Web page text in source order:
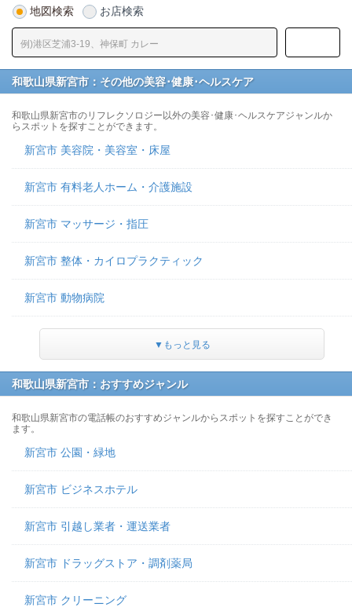
地図検索 お店検索
和歌山県新宮市：その他の美容･健康･ヘルスケア
和歌山県新宮市のリフレクソロジー以外の美容･健康･ヘルスケアジャンルか
らスポットを探すことができます。
新宮市 美容院・美容室・床屋
新宮市 有料老人ホーム・介護施設
新宮市 マッサージ・指圧
新宮市 整体・カイロプラクティック
新宮市 動物病院
▼もっと見る
和歌山県新宮市：おすすめジャンル
和歌山県新宮市の電話帳のおすすめジャンルからスポットを探すことができ
ます。
新宮市 公園・緑地
新宮市 ビジネスホテル
新宮市 引越し業者・運送業者
新宮市 ドラッグストア・調剤薬局
新宮市 クリーニング